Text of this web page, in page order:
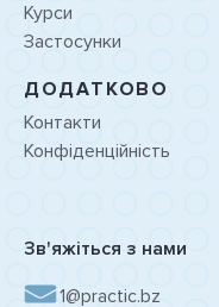
Курси
Застосунки
ДОДАТКОВО
Контакти
Конфіденційність
Зв'яжіться з нами
1@practic.bz